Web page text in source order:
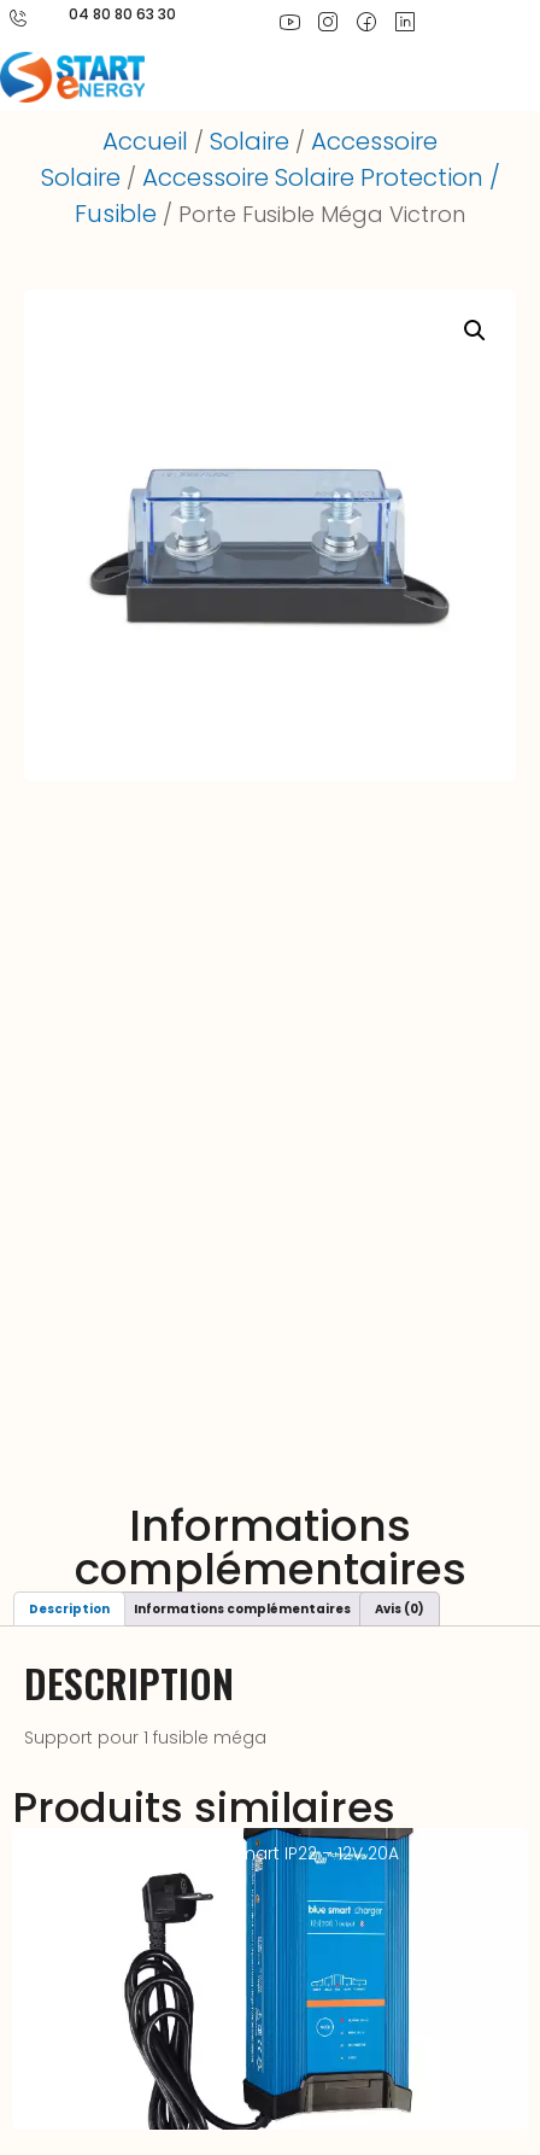
04 80 80 63 30
Accueil / Solaire / Accessoire
Solaire/ Accessoire Solaire Protection /
Fusible / Porte Fusible Méga Victron
Informations
complémentaires
Description Informations complémentaires Avis (0)
DESCRIPTION
Support pour 1 fusible méga
Produits similaires
Chargeur VICTRON Blue Smart IP22 – 12V 20A